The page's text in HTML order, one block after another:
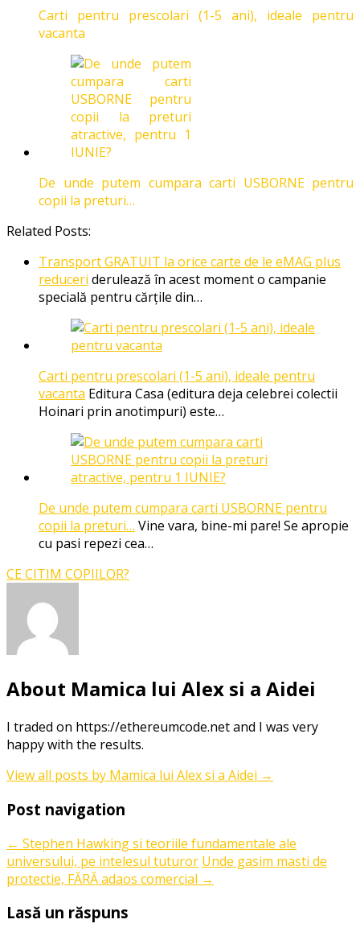
Carti pentru prescolari (1-5 ani), ideale pentru
vacanta
De unde putem cumpara carti USBORNE pentru
copii la preturi…
Related Posts:
Transport GRATUIT la orice carte de le eMAG plus
reduceri derulează în acest moment o campanie
specială pentru cărțile din…
Carti pentru prescolari (1-5 ani), ideale pentru
vacanta Editura Casa (editura deja celebrei colectii
Hoinari prin anotimpuri) este…
De unde putem cumpara carti USBORNE pentru
copii la preturi… Vine vara, bine-mi pare! Se apropie
cu pasi repezi cea…
CE CITIM COPIILOR?
About Mamica lui Alex si a Aidei
I traded on https://ethereumcode.net and I was very
happy with the results.
View all posts by Mamica lui Alex si a Aidei →
Post navigation
← Stephen Hawking si teoriile fundamentale ale
universului, pe intelesul tuturor Unde gasim masti de
protectie, FĂRĂ adaos comercial →
Lasă un răspuns